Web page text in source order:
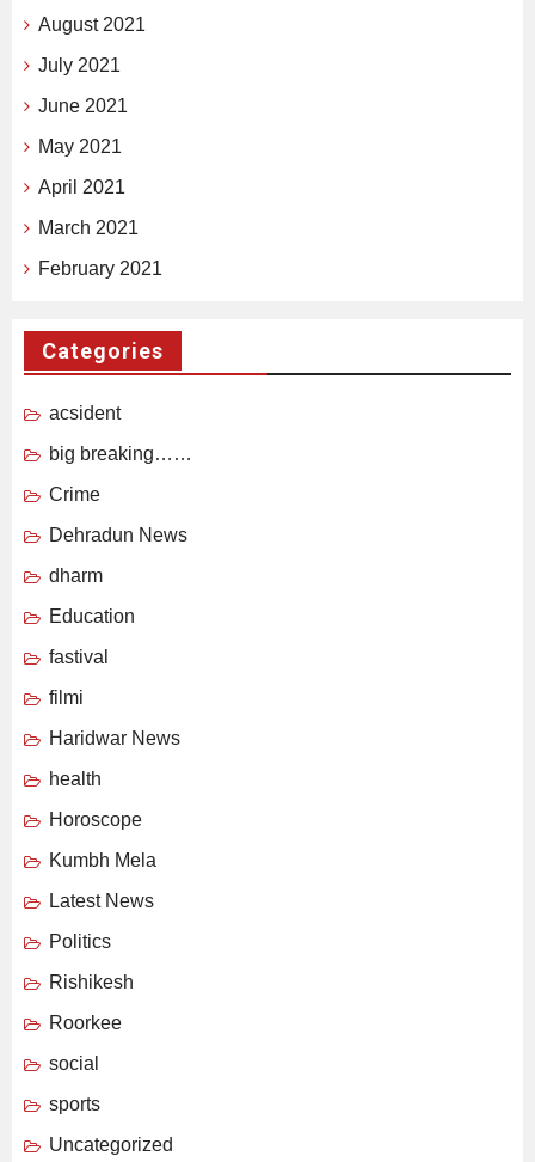
August 2021
July 2021
June 2021
May 2021
April 2021
March 2021
February 2021
Categories
acsident
big breaking……
Crime
Dehradun News
dharm
Education
fastival
filmi
Haridwar News
health
Horoscope
Kumbh Mela
Latest News
Politics
Rishikesh
Roorkee
social
sports
Uncategorized